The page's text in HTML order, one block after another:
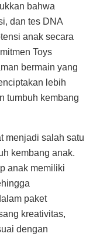
bahwa
dan tes DNA
anak secara
Toys
bermain yang
lebih
tumbuh kembang
menjadi salah satu
kembang anak.
anak memiliki
paket
kreativitas,
dengan